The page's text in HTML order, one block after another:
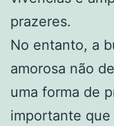
prazeres.
No entanto, a
amorosa não
uma forma de
importante